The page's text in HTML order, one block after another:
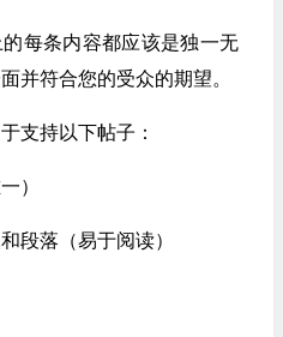
每条内容都应该是独一无
并符合您的受众的期望。
支持以下帖子：
）
段落（易于阅读）